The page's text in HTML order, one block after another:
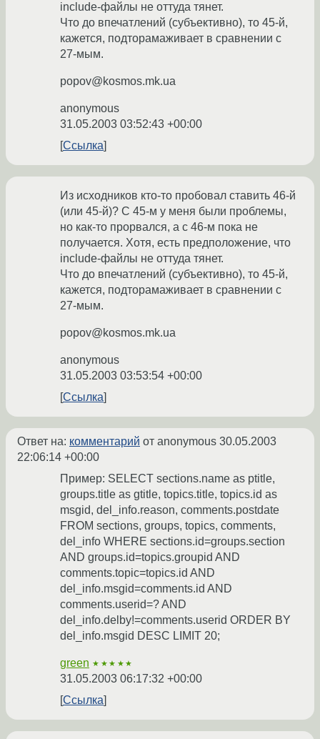
include-файлы не оттуда тянет.
Что до впечатлений (субъективно), то 45-й,
кажется, подторамаживает в сравнении с
27-мым.
popov@kosmos.mk.ua
anonymous
31.05.2003 03:52:43 +00:00
Ссылка
Из исходников кто-то пробовал ставить 46-й
(или 45-й)? С 45-м у меня были проблемы,
но как-то прорвался, а с 46-м пока не
получается. Хотя, есть предположение, что
include-файлы не оттуда тянет.
Что до впечатлений (субъективно), то 45-й,
кажется, подторамаживает в сравнении с
27-мым.
popov@kosmos.mk.ua
anonymous
31.05.2003 03:53:54 +00:00
Ссылка
Ответ на: комментарий от anonymous 30.05.2003
22:06:14 +00:00
Пример: SELECT sections.name as ptitle,
groups.title as gtitle, topics.title, topics.id as
msgid, del_info.reason, comments.postdate
FROM sections, groups, topics, comments,
del_info WHERE sections.id=groups.section
AND groups.id=topics.groupid AND
comments.topic=topics.id AND
del_info.msgid=comments.id AND
comments.userid=? AND
del_info.delby!=comments.userid ORDER BY
del_info.msgid DESC LIMIT 20;
green ★★★★★
31.05.2003 06:17:32 +00:00
Ссылка